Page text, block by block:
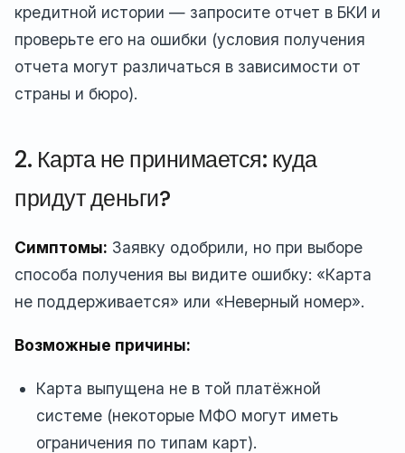
кредитной истории — запросите отчет в БКИ и
проверьте его на ошибки (условия получения
отчета могут различаться в зависимости от
страны и бюро).
2. Карта не принимается: куда
придут деньги?
Симптомы: Заявку одобрили, но при выборе
способа получения вы видите ошибку: «Карта
не поддерживается» или «Неверный номер».
Возможные причины:
Карта выпущена не в той платёжной
системе (некоторые МФО могут иметь
ограничения по типам карт).